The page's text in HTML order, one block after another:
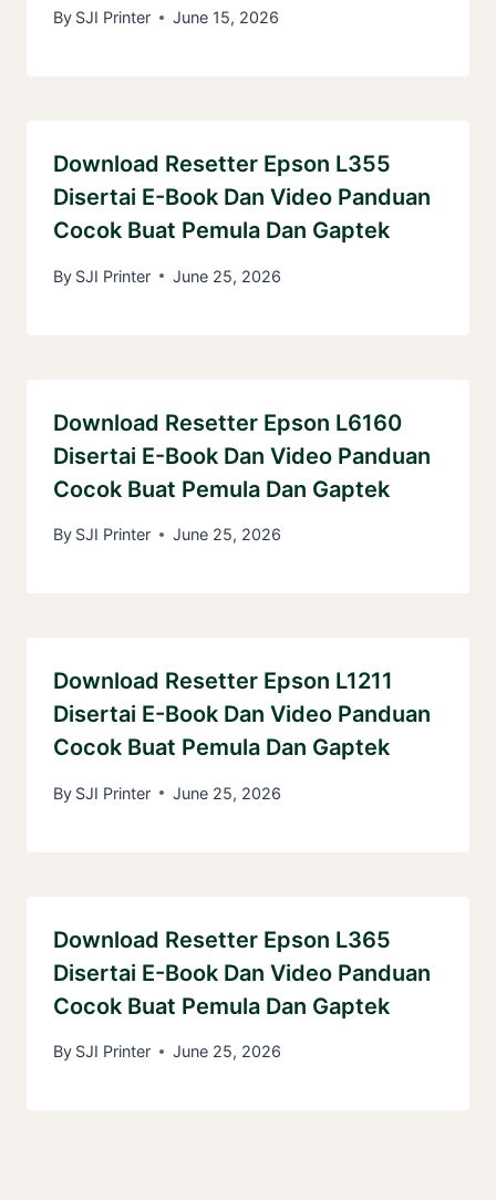
By SJI Printer June 15, 2026
Download Resetter Epson L355
Disertai E-Book Dan Video Panduan
Cocok Buat Pemula Dan Gaptek
By SJI Printer June 25, 2026
Download Resetter Epson L6160
Disertai E-Book Dan Video Panduan
Cocok Buat Pemula Dan Gaptek
By SJI Printer June 25, 2026
Download Resetter Epson L1211
Disertai E-Book Dan Video Panduan
Cocok Buat Pemula Dan Gaptek
By SJI Printer June 25, 2026
Download Resetter Epson L365
Disertai E-Book Dan Video Panduan
Cocok Buat Pemula Dan Gaptek
By SJI Printer June 25, 2026